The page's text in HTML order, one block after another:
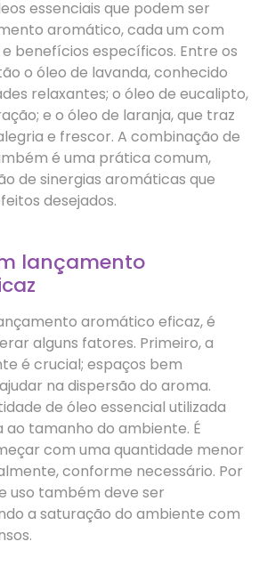
essenciais que podem ser
aromático, cada um com
benefícios específicos. Entre os
o óleo de lavanda, conhecido
relaxantes; o óleo de eucalipto,
e o óleo de laranja, que traz
e frescor. A combinação de
é uma prática comum,
de sinergias aromáticas que
desejados.
lançamento
aromático eficaz, é
alguns fatores. Primeiro, a
é crucial; espaços bem
na dispersão do aroma.
de óleo essencial utilizada
ao tamanho do ambiente. É
com uma quantidade menor
conforme necessário. Por
uso também deve ser
a saturação do ambiente com